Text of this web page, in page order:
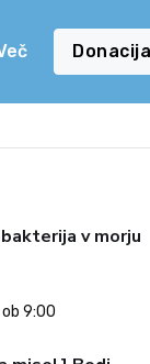
Donacija
v morju
9:00